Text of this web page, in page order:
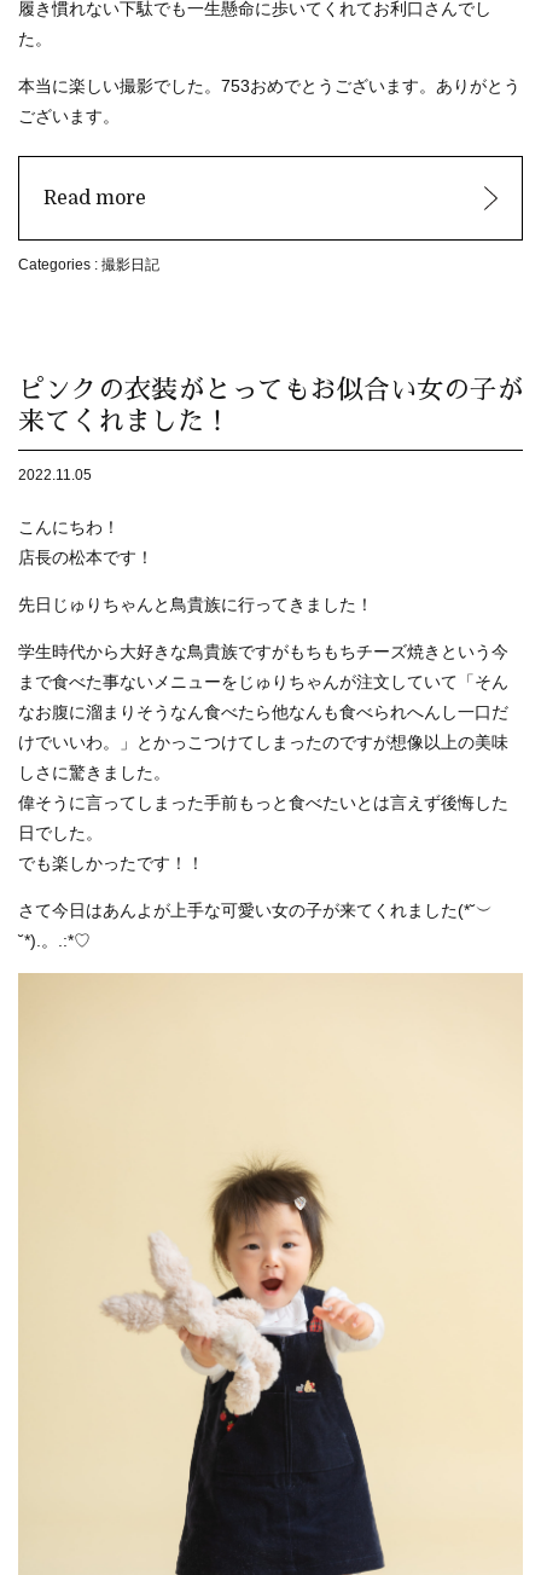
履き慣れない下駄でも一生懸命に歩いてくれてお利口さんでし
た。
本当に楽しい撮影でした。753おめでとうございます。ありがとう
ございます。
Read more
Categories : 撮影日記
ピンクの衣装がとってもお似合い女の子が
来てくれました！
2022.11.05
こんにちわ！
店長の松本です！
先日じゅりちゃんと鳥貴族に行ってきました！
学生時代から大好きな鳥貴族ですがもちもちチーズ焼きという今
まで食べた事ないメニューをじゅりちゃんが注文していて「そん
なお腹に溜まりそうなん食べたら他なんも食べられへんし一口だ
けでいいわ。」とかっこつけてしまったのですが想像以上の美味
しさに驚きました。
偉そうに言ってしまった手前もっと食べたいとは言えず後悔した
日でした。
でも楽しかったです！！
さて今日はあんよが上手な可愛い女の子が来てくれました(*˘︶
˘*).。.:*♡